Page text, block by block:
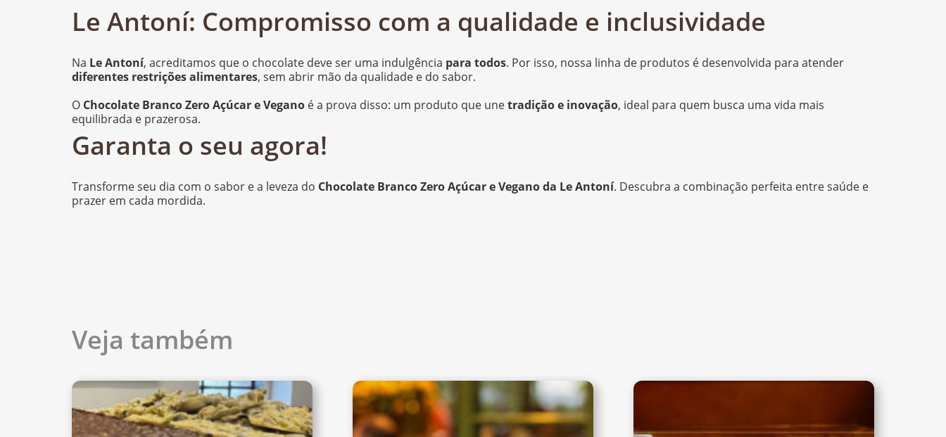
Le Antoní: Compromisso com a qualidade e inclusividade
Na Le Antoní, acreditamos que o chocolate deve ser uma indulgência para todos. Por isso, nossa linha de produtos é desenvolvida para atender
diferentes restrições alimentares, sem abrir mão da qualidade e do sabor.
O Chocolate Branco Zero Açúcar e Vegano é a prova disso: um produto que unetradição e inovação, ideal para quem busca uma vida mais
equilibrada e prazerosa.
Garanta o seu agora!
Transforme seu dia com o sabor e a leveza do Chocolate Branco Zero Açúcar e Vegano da Le Antoní. Descubra a combinação perfeita entre saúde e
prazer em cada mordida.
Veja também